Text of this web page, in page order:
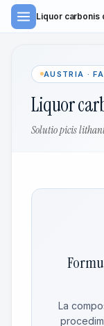
Liquor carbonis
AUSTRIA ·
Liquor
Solutio picis
La